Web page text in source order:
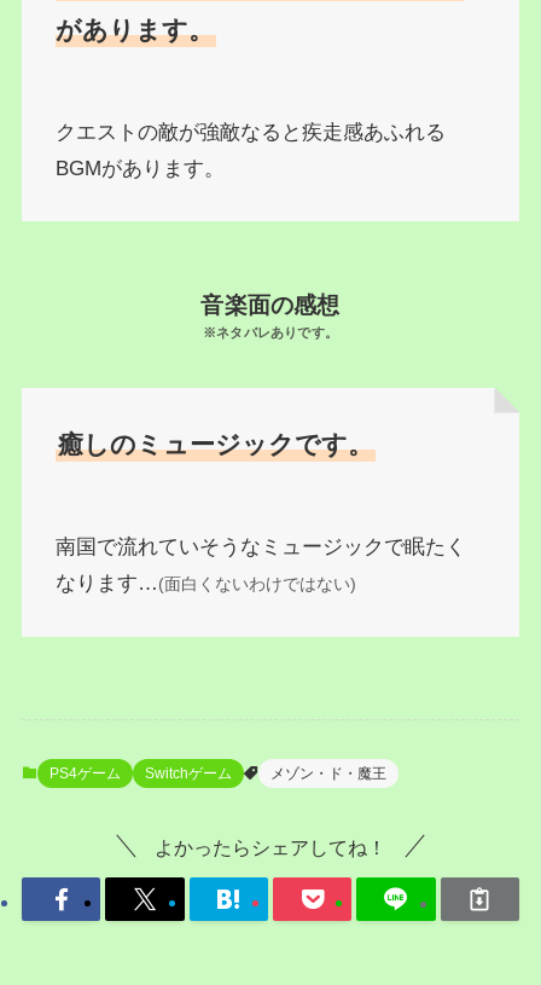
があります。
クエストの敵が強敵なると疾走感あふれる
BGMがあります。
音楽面の感想
※ネタバレありです。
癒しのミュージックです。
南国で流れていそうなミュージックで眠たく
なります… (面白くないわけではない)
PS4ゲーム Switchゲーム メゾン・ド・魔王
よかったらシェアしてね！